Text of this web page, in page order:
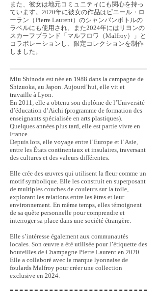
また、彼女は地元コミュニティにも関心を持っ
ています。2020年に彼女の作品はピエール・ロ
ーラン（Pierre Laurent）のシャンパンボトルの
ラベルにも使用され、また2024年にはリヨンの
スカーフブランド「マルフロワ（Malfroy）」と
コラボレーションし、限定コレクションを制作
しました。
Miu Shinoda est née en 1988 dans la campagne de
Shizuoka, au Japon. Aujourd’hui, elle vit et
travaille à Lyon.
En 2011, elle a obtenu son diplôme de l’Université
d’éducation d’Aichi (programme de formation des
enseignants spécialisée en arts plastiques).
Quelques années plus tard, elle est partie vivre en
France.
Depuis lors, elle voyage entre l’Europe et l’Asie,
entre les États continentaux et insulaires, traversant
des cultures et des valeurs différentes.
Elle crée des œuvres qui utilisent la fleur comme un
motif symbolique. Elle les construit en superposant
de multiples couches de couleurs sur la toile,
explorant les relations entre les êtres et leur
environnement. En même temps, elles témoignent
de sa quête personnelle pour comprendre et
interroger sa place dans une société étrangère.
Elle s’intéresse également aux communautés
locales. Son œuvre a été utilisée pour l’étiquette des
bouteilles de Champagne Pierre Laurent en 2020.
Elle a collaboré avec la marque lyonnaise de
foulards Malfroy pour créer une collection
exclusive en 2024.